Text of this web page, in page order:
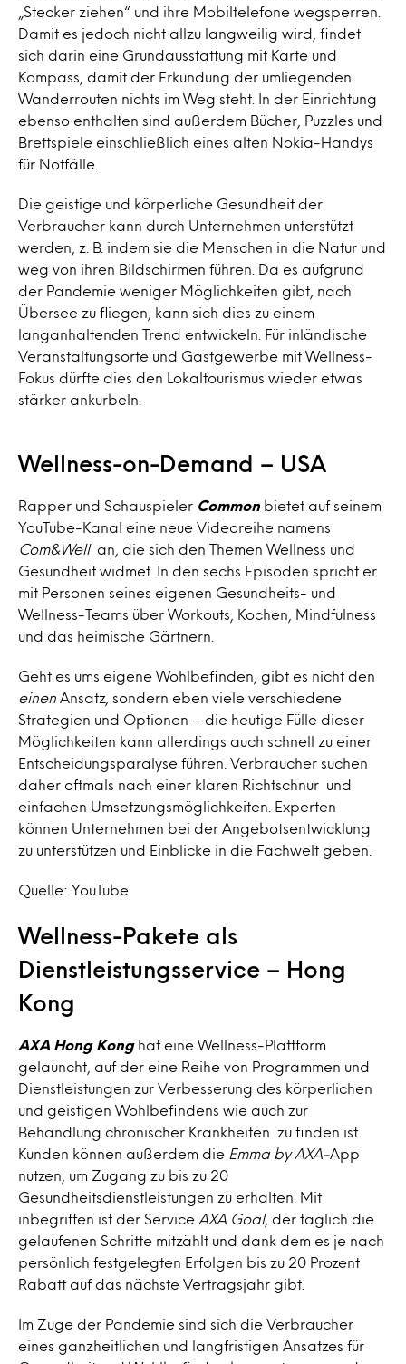
„Stecker ziehen“ und ihre Mobiltelefone wegsperren.
Damit es jedoch nicht allzu langweilig wird, findet
sich darin eine Grundausstattung mit Karte und
Kompass, damit der Erkundung der umliegenden
Wanderrouten nichts im Weg steht. In der Einrichtung
ebenso enthalten sind außerdem Bücher, Puzzles und
Brettspiele einschließlich eines alten Nokia-Handys
für Notfälle.
Die geistige und körperliche Gesundheit der
Verbraucher kann durch Unternehmen unterstützt
werden, z. B. indem sie die Menschen in die Natur und
weg von ihren Bildschirmen führen. Da es aufgrund
der Pandemie weniger Möglichkeiten gibt, nach
Übersee zu fliegen, kann sich dies zu einem
langanhaltenden Trend entwickeln. Für inländische
Veranstaltungsorte und Gastgewerbe mit Wellness-
Fokus dürfte dies den Lokaltourismus wieder etwas
stärker ankurbeln.
Wellness-on-Demand – USA
Rapper und Schauspieler Common bietet auf seinem
YouTube-Kanal eine neue Videoreihe namens
Com&Wellan, die sich den Themen Wellness und
Gesundheit widmet. In den sechs Episoden spricht er
mit Personen seines eigenen Gesundheits- und
Wellness-Teams über Workouts, Kochen, Mindfulness
und das heimische Gärtnern.
Geht es ums eigene Wohlbefinden, gibt es nicht den
einen Ansatz, sondern eben viele verschiedene
Strategien und Optionen – die heutige Fülle dieser
Möglichkeiten kann allerdings auch schnell zu einer
Entscheidungsparalyse führen. Verbraucher suchen
daher oftmals nach einer klaren Richtschnur und
einfachen Umsetzungsmöglichkeiten. Experten
können Unternehmen bei der Angebotsentwicklung
zu unterstützen und Einblicke in die Fachwelt geben.
Quelle: YouTube
Wellness-Pakete als
Dienstleistungsservice – Hong
Kong
AXA Hong Konghat eine Wellness-Plattform
gelauncht, auf der eine Reihe von Programmen und
Dienstleistungen zur Verbesserung des körperlichen
und geistigen Wohlbefindens wie auch zur
Behandlung chronischer Krankheiten zu finden ist.
Kunden können außerdem die Emma by AXA-App
nutzen, um Zugang zu bis zu 20
Gesundheitsdienstleistungen zu erhalten. Mit
inbegriffen ist der Service AXA Goal, der täglich die
gelaufenen Schritte mitzählt und dank dem es je nach
persönlich festgelegten Erfolgen bis zu 20 Prozent
Rabatt auf das nächste Vertragsjahr gibt.
Im Zuge der Pandemie sind sich die Verbraucher
eines ganzheitlichen und langfristigen Ansatzes für